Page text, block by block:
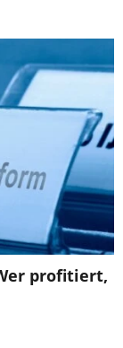
profitiert,